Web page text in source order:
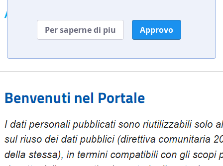
Per saperne di piu Approvo